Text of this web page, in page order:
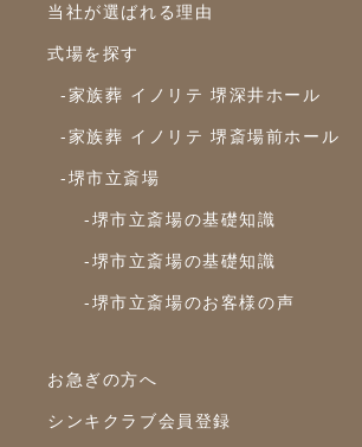
2024年1月
2023年12月
2023年11月
2023年10月
2023年9月
2023年8月
2023年7月
2023年6月
2023年4月
2023年3月
当社が選ばれる理由
式場を探す
-家族葬 イノリテ 堺深井ホール
-家族葬 イノリテ 堺斎場前ホール
-堺市立斎場
-堺市立斎場の基礎知識
-堺市立斎場の基礎知識
-堺市立斎場のお客様の声
お急ぎの方へ
シンキクラブ会員登録